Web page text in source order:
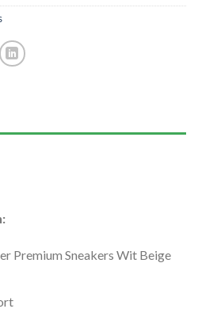
Premium Sneakers Wit Beige